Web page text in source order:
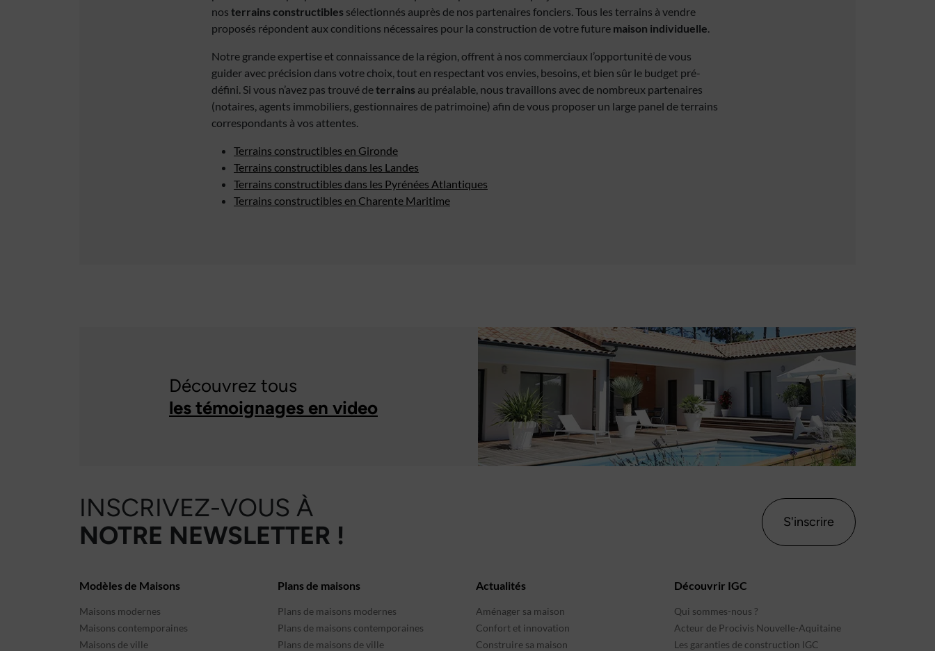
nos terrains constructibles sélectionnés auprès de nos partenaires fonciers. Tous les terrains à vendre
proposés répondent aux conditions nécessaires pour la construction de votre future maison individuelle
Notre grande expertise et connaissance de la région, offrent à nos commerciaux l’opportunité de vous
guider avec précision dans votre choix, tout en respectant vos envies, besoins, et bien sûr le budget pré-
défini. Si vous n’avez pas trouvé deterrains au préalable, nous travaillons avec de nombreux partenaires
(notaires, agents immobiliers, gestionnaires de patrimoine) afin de vous proposer un large panel de terrains
correspondants à vos attentes.
Terrains constructibles en Gironde
Terrains constructibles dans les Landes
Terrains constructibles dans les Pyrénées Atlantiques
Terrains constructibles en Charente Maritime
Découvrez tous
les témoignages en video
INSCRIVEZ-VOUS À
NOTRE NEWSLETTER !
S'inscrire
Modèles de Maisons
Maisons modernes
Maisons contemporaines
Maisons de ville
Plans de maisons
Plans de maisons modernes
Plans de maisons contemporaines
Plans de maisons de ville
Actualités
Aménager sa maison
Confort et innovation
Construire sa maison
Découvrir IGC
Qui sommes-nous ?
Acteur de Procivis Nouvelle-Aquitaine
Les garanties de construction IGC